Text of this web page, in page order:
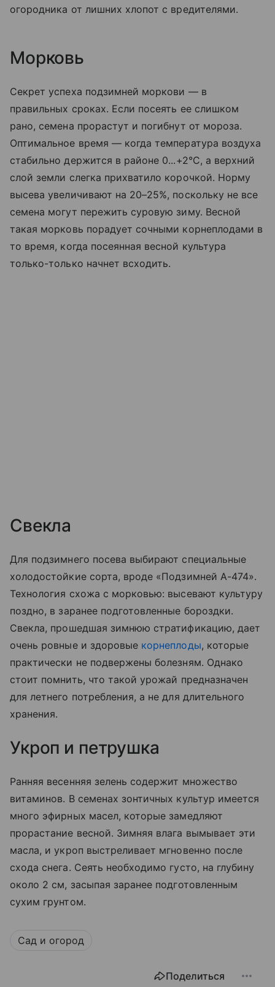
огородника от лишних хлопот с вредителями.
Морковь
Секрет успеха подзимней моркови — в
правильных сроках. Если посеять ее слишком
рано, семена прорастут и погибнут от мороза.
Оптимальное время — когда температура воздуха
стабильно держится в районе 0...+2°C, а верхний
слой земли слегка прихватило корочкой. Норму
высева увеличивают на 20–25%, поскольку не все
семена могут пережить суровую зиму. Весной
такая морковь порадует сочными корнеплодами в
то время, когда посеянная весной культура
только-только начнет всходить.
Свекла
Для подзимнего посева выбирают специальные
холодостойкие сорта, вроде «Подзимней А-474».
Технология схожа с морковью: высевают культуру
поздно, в заранее подготовленные бороздки.
Свекла, прошедшая зимнюю стратификацию, дает
очень ровные и здоровые корнеплоды, которые
практически не подвержены болезням. Однако
стоит помнить, что такой урожай предназначен
для летнего потребления, а не для длительного
хранения.
Укроп и петрушка
Ранняя весенняя зелень содержит множество
витаминов. В семенах зонтичных культур имеется
много эфирных масел, которые замедляют
прорастание весной. Зимняя влага вымывает эти
масла, и укроп выстреливает мгновенно после
схода снега. Сеять необходимо густо, на глубину
около 2 см, засыпая заранее подготовленным
сухим грунтом.
Сад и огород
Поделиться